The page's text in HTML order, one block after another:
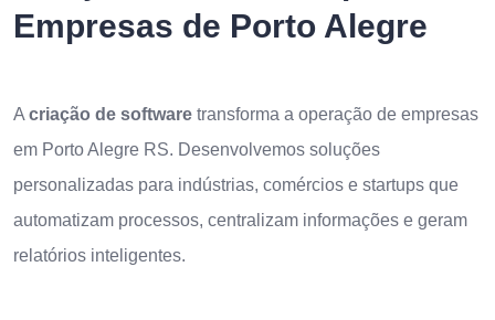
Empresas de Porto Alegre
A criação de software transforma a operação de empresas
em Porto Alegre RS. Desenvolvemos soluções
personalizadas para indústrias, comércios e startups que
automatizam processos, centralizam informações e geram
relatórios inteligentes.